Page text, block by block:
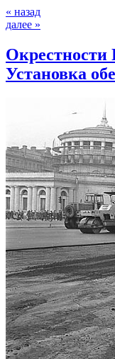
« назад
далее »
Окрестности
Установка